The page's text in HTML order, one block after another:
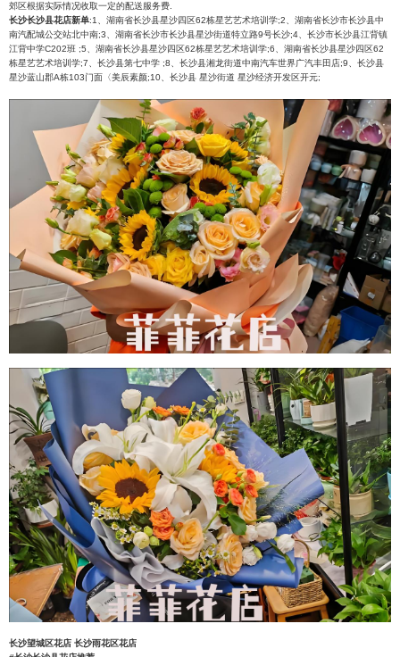
郊区根据实际情况收取一定的配送服务费.
长沙长沙县花店新单:1、湖南省长沙县星沙四区62栋星艺艺术培训学;2、湖南省长沙市长沙县中
南汽配城公交站北中南;3、湖南省长沙市长沙县星沙街道特立路9号长沙;4、长沙市长沙县江背镇
江背中学C202班 ;5、湖南省长沙县星沙四区62栋星艺艺术培训学;6、湖南省长沙县星沙四区62
栋星艺艺术培训学;7、长沙县第七中学 ;8、长沙县湘龙街道中南汽车世界广汽丰田店;9、长沙县
星沙蓝山郡A栋103门面〈美辰素颜;10、长沙县 星沙街道 星沙经济开发区开元;
长沙望城区花店 长沙雨花区花店